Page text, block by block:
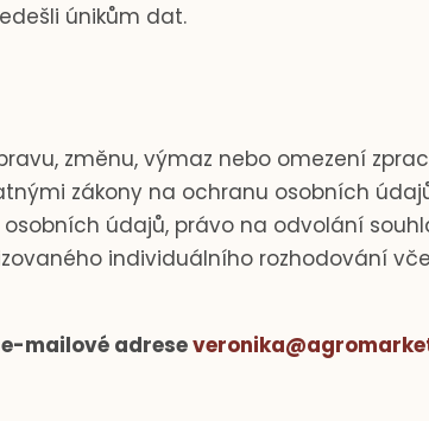
únikům dat.
změnu, výmaz nebo omezení
zákony na ochranu osobních
údajů, právo na odvolání
individuálního rozhodování
mailové adrese